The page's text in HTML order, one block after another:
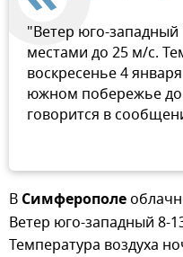
"Ветер юго-западный
местами до 25 м/с.
воскресенье 4
южном побережье до
говорится в
В Симферополе
Ветер юго-западный 8-
Температура воздуха